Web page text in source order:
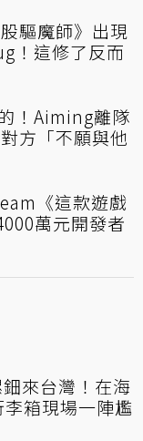
驅魔師》出現
！這修了反而
！Aiming離隊
方「不願與他
《這款遊戲
萬元開發者
來台灣！在海
箱現場一陣尷